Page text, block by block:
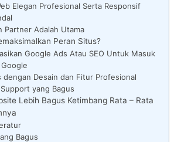
Elegan Profesional Serta Responsif
Partner Adalah Utama
Peran Situs?
Google Ads Atau SEO Untuk Masuk
Google
dengan Desain dan Fitur Profesional
yang Bagus
Lebih Bagus Ketimbang Rata – Rata
Bagus